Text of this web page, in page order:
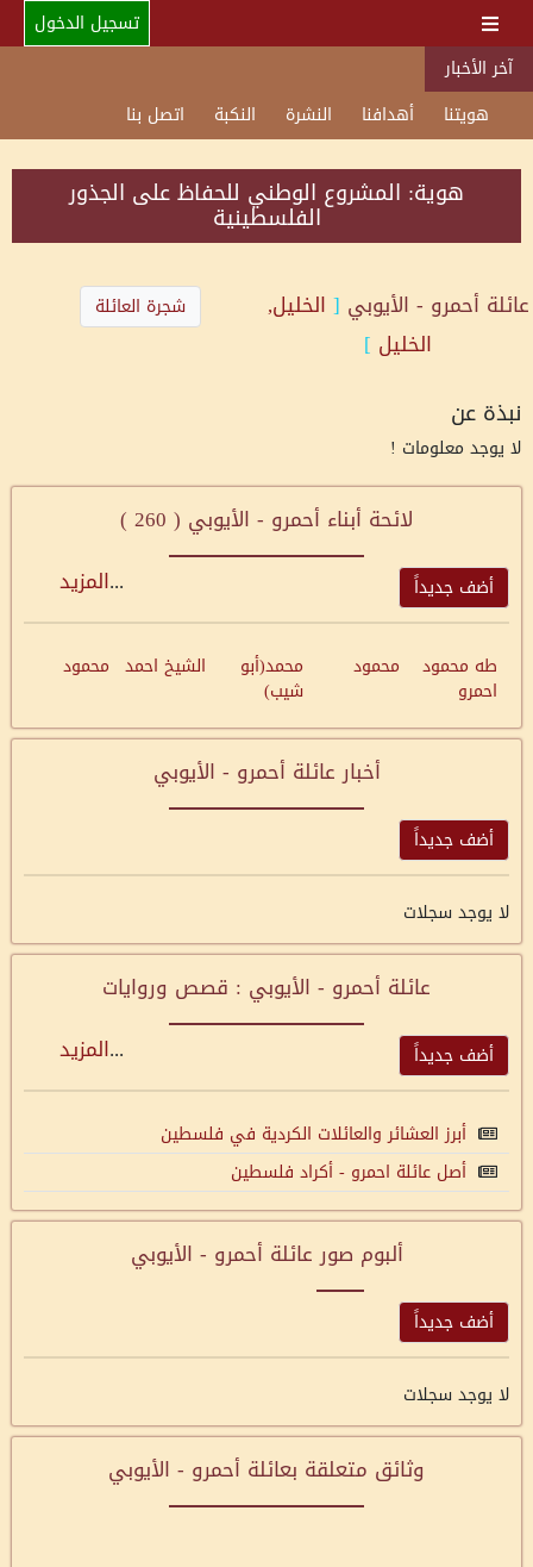
تسجيل الدخول
آخر الأخبار
هويتنا
أهدافنا النشرة النكبة اتصل بنا
هوية: المشروع الوطني للحفاظ على الجذور
الفلسطينية
عائلة أحمرو - الأيوبي [ الخليل,
الخليل ]
شجرة العائلة
نبذة عن
لا يوجد معلومات !
لائحة أبناء أحمرو - الأيوبي ( 260
)
أضف جديداً ...المزيد
طه محمود
احمرو
محمود محمد(أبو
شيب)
الشيخ احمد محمود
أخبار عائلة أحمرو - الأيوبي
أضف جديداً
لا يوجد سجلات
عائلة أحمرو - الأيوبي : قصص وروايات
أضف جديداً ...المزيد
أبرز العشائر والعائلات الكردية في فلسطين
أصل عائلة احمرو - أكراد فلسطين
ألبوم صور عائلة أحمرو - الأيوبي
أضف جديداً
لا يوجد سجلات
وثائق متعلقة بعائلة أحمرو - الأيوبي